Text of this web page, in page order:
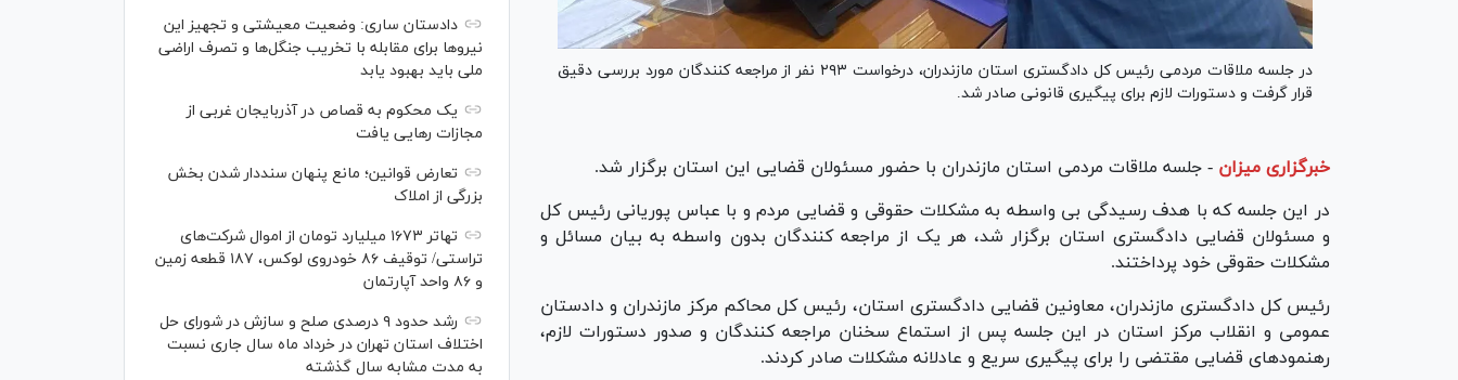
در جلسه ملاقات مردمی رئیس کل دادگستری استان مازندران، درخواست ۲۹۳ نفر از مراجعه کنندگان مورد بررسی دقیق
قرار گرفت و دستورات لازم برای پیگیری قانونی صادر شد.
خبرگزاری میزان - جلسه ملاقات مردمی استان مازندران با حضور مسئولان قضایی این استان برگزار شد.
در این جلسه که با هدف رسیدگی بی واسطه به مشکلات حقوقی و قضایی مردم و با عباس پوریانی رئیس کل
و مسئولان قضایی دادگستری استان برگزار شد، هر یک از مراجعه کنندگان بدون واسطه به بیان مسائل و
مشکلات حقوقی خود پرداختند.
رئیس کل دادگستری مازندران، معاونین قضایی دادگستری استان، رئیس کل محاکم مرکز مازندران و دادستان
عمومی و انقلاب مرکز استان در این جلسه پس از استماع سخنان مراجعه کنندگان و صدور دستورات لازم،
رهنمود‌های قضایی مقتضی را برای پیگیری سریع و عادلانه مشکلات صادر کردند.
دادستان ساری: وضعیت معیشتی و تجهیز این
نیرو‌ها برای مقابله با تخریب جنگل‌ها و تصرف اراضی
ملی باید بهبود یابد
یک محکوم به قصاص در آذربایجان‌ غربی از
مجازات رهایی یافت
تعارض قوانین؛ مانع پنهان سنددار شدن بخش
بزرگی از املاک
تهاتر ۱۶۷۳ میلیارد تومان از اموال شرکت‌های
تراستی/ توقیف ۸۶ خودروی لوکس، ۱۸۷ قطعه زمین
و ۸۶ واحد آپارتمان
رشد حدود ۹ درصدی صلح و سازش در شورای حل
اختلاف استان تهران در خرداد ماه سال جاری نسبت
به مدت مشابه سال گذشته